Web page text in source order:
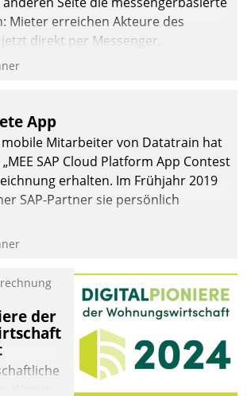
Mieter erreichen Akteure des
direkt per Messenger,
Dienstleister empfangen oder
App
mobile Mitarbeiter von Datatrain hat
SAP Cloud Platform App Contest
erhalten. Im Frühjahr 2019
SAP-Partner sie persönlich
der